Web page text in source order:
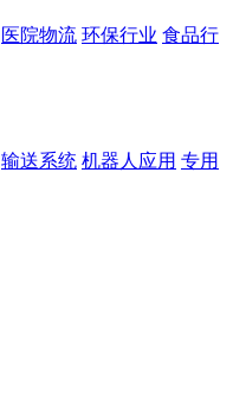
医院物流 环保行业 食品行
输送系统 机器人应用 专用